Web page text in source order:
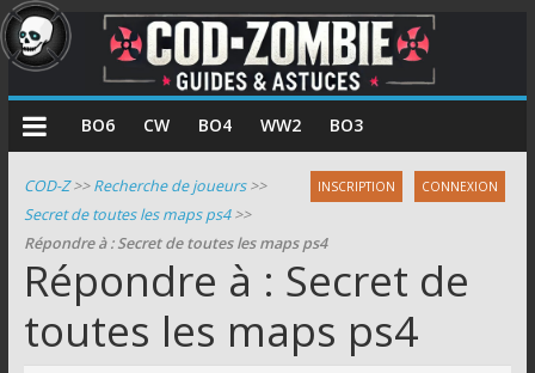
COD
Zombie
Guides
et
astuces
pour
le
BO6 CW BO4 WW2 BO3
INSCRIPTION CONNEXION
COD-Z>>Recherche de joueurs>>
Secret de toutes les maps ps4>>
Répondre à : Secret de toutes les maps ps4
Répondre à : Secret de
toutes les maps ps4